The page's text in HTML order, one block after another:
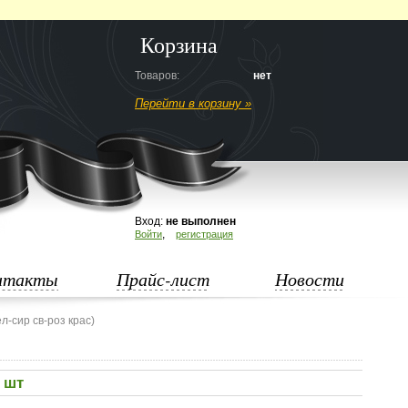
Корзина
Товаров: нет
Перейти в корзину »
Вход: не выполнен
Войти, регистрация
Прайс-лист Новости
сир св-роз крас)
шт